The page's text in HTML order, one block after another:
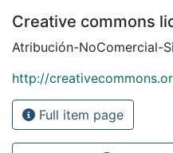
Creative commons
Atribución-NoComercial-
http://
Full item page